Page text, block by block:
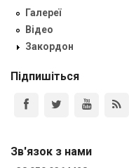
Галереї
Відео
Закордон
Підпишіться
Зв'язок з нами